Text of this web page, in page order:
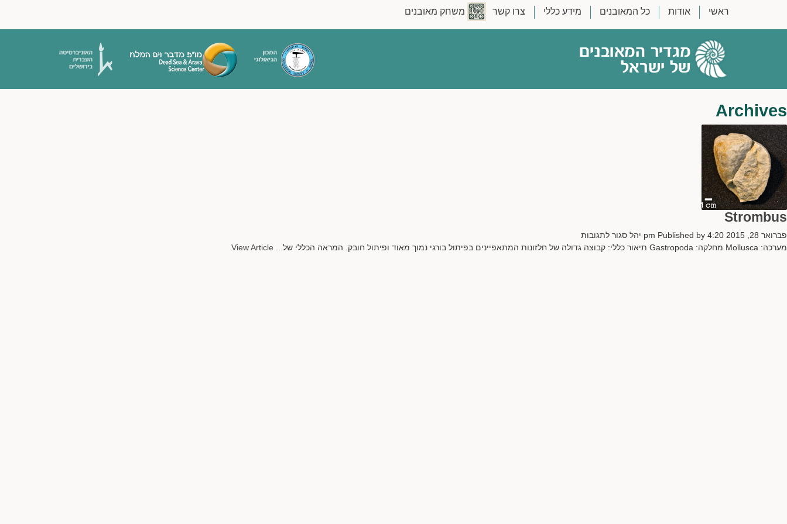
ראשי אודות כל המאובנים מידע כללי צרו קשר משחק מאובנים
Archives
Strombus
פברואר 28, 2015 4:20 pm Published by יהל סגור לתגובותעל
Strombus
מערכה: Mollusca מחלקה: Gastropoda תיאור כללי: קבוצה גדולה של חלזונות המתאפיינים בפיתול בורגי נמוך מאוד ופיתול חובק. המראה הכללי של... View Article